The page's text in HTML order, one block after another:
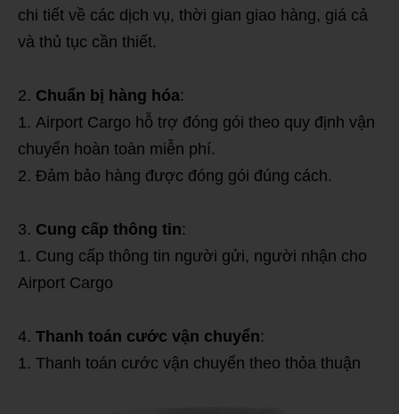
chi tiết về các dịch vụ, thời gian giao hàng, giá cả
và thủ tục cần thiết.
Chuẩn bị hàng hóa:
Airport Cargo hỗ trợ đóng gói theo quy định vận
chuyển hoàn toàn miễn phí.
Đảm bảo hàng được đóng gói đúng cách.
Cung cấp thông tin:
Cung cấp thông tin người gửi, người nhận cho
Airport Cargo
Thanh toán cước vận chuyển:
Thanh toán cước vận chuyển theo thỏa thuận